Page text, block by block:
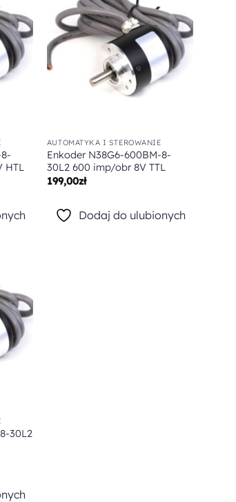
HTL
ulubionych
AUTOMATYKA I STEROWANIE
Enkoder N38G6-600BM-8-
30L2 600 imp/obr 8V TTL
199,00zł
Dodaj do ulubionych
30L2